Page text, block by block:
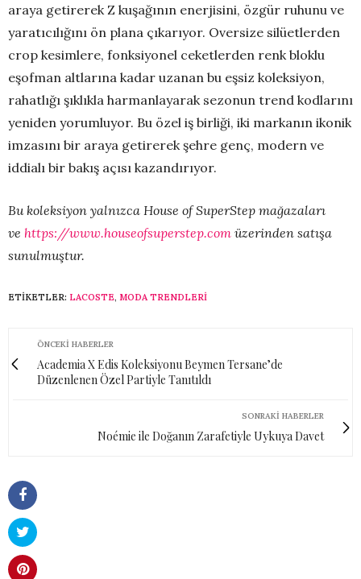
araya getirerek Z kuşağının enerjisini, özgür ruhunu ve
yaratıcılığını ön plana çıkarıyor. Oversize silüetlerden
crop kesimlere, fonksiyonel ceketlerden renk bloklu
eşofman altlarına kadar uzanan bu eşsiz koleksiyon,
rahatlığı şıklıkla harmanlayarak sezonun trend kodlarını
yeniden yorumluyor. Bu özel iş birliği, iki markanın ikonik
imzasını bir araya getirerek şehre genç, modern ve
iddialı bir bakış açısı kazandırıyor.
Bu koleksiyon yalnızca House of SuperStep mağazaları
ve https://www.houseofsuperstep.com üzerinden satışa
sunulmuştur.
ETIKETLER: LACOSTE, MODA TRENDLERI
ÖNCEKI HABERLER
Academia X Edis Koleksiyonu Beymen Tersane’de
Düzenlenen Özel Partiyle Tanıtıldı
SONRAKI HABERLER
Noémie ile Doğanın Zarafetiyle Uykuya Davet